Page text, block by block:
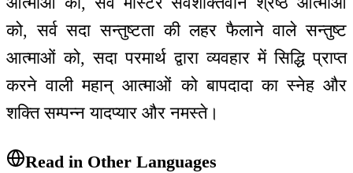
को, सर्व सदा सन्तुष्टता की लहर फैलाने वाले सन्तुष्ट
आत्माओं को, सदा परमार्थ द्वारा व्यवहार में सिद्धि प्राप्त
करने वाली महान् आत्माओं को बापदादा का स्नेह और
शक्ति सम्पन्न यादप्यार और नमस्ते।
Read in Other Languages